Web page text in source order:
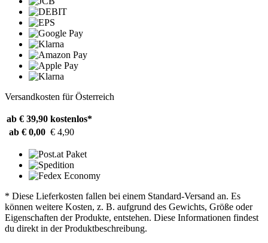
Versandkosten für Österreich
ab € 39,90 kostenlos*
ab € 0,00 € 4,90
* Diese Lieferkosten fallen bei einem Standard-Versand an. Es
können weitere Kosten, z. B. aufgrund des Gewichts, Größe oder
Eigenschaften der Produkte, entstehen. Diese Informationen findest
du direkt in der Produktbeschreibung.